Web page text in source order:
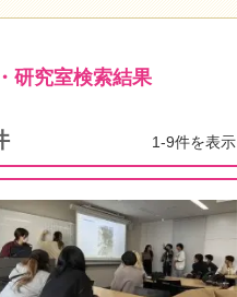
研究室検索結果
1-9件を表示